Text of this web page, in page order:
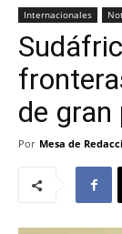
Internacionales
de
Por Mesa de